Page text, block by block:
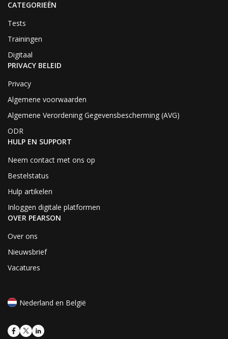
CATEGORIEËN
Tests
Trainingen
Digitaal
PRIVACY BELEID
Privacy
Algemene voorwaarden
Algemene Verordening Gegevensbescherming (AVG)
ODR
HULP EN SUPPORT
Neem contact met ons op
Bestelstatus
Hulp artikelen
Inloggen digitale platformen
OVER PEARSON
Over ons
Nieuwsbrief
Vacatures
Nederland en België